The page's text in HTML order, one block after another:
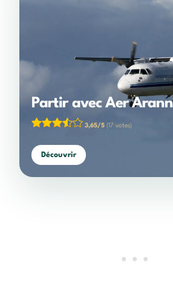
Partir avec Aer Arann
3,65/5 (17 votes)
Découvrir